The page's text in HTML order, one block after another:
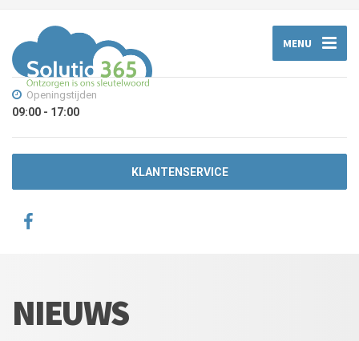
MENU
Openingstijden
09:00 - 17:00
KLANTENSERVICE
NIEUWS